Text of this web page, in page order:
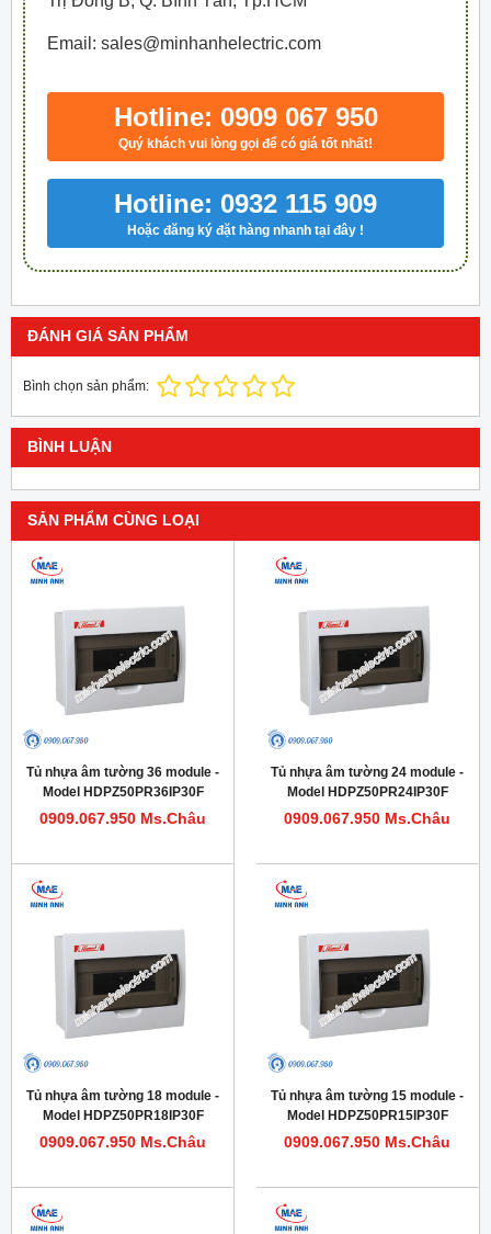
Email: sales@minhanhelectric.com
Hotline: 0909 067 950
Quý khách vui lòng gọi để có giá tốt nhất!
Hotline: 0932 115 909
Hoặc đăng ký đặt hàng nhanh tại đây !
ĐÁNH GIÁ SẢN PHẨM
Bình chọn sản phẩm:
BÌNH LUẬN
SẢN PHẨM CÙNG LOẠI
Tủ nhựa âm tường 36 module -
Model HDPZ50PR36IP30F
0909.067.950 Ms.Châu
Tủ nhựa âm tường 24 module -
Model HDPZ50PR24IP30F
0909.067.950 Ms.Châu
Tủ nhựa âm tường 18 module -
Model HDPZ50PR18IP30F
0909.067.950 Ms.Châu
Tủ nhựa âm tường 15 module -
Model HDPZ50PR15IP30F
0909.067.950 Ms.Châu